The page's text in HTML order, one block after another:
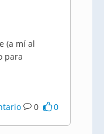
(a mí al
para
0 0